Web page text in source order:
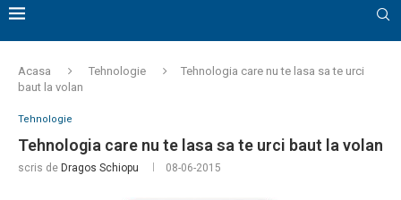
Acasa Tehnologie
Tehnologia care nu te lasa sa te urci
baut la volan
Tehnologie
Tehnologia care nu te lasa sa te urci baut la volan
scris de Dragos Schiopu 08-06-2015